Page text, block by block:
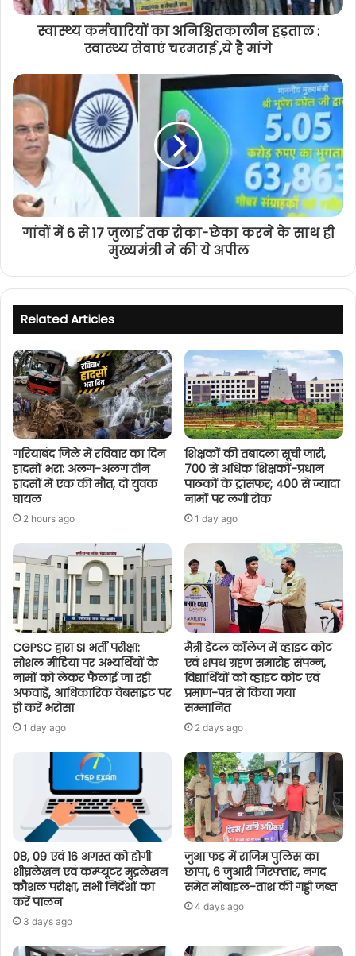
स्वास्थ्य कर्मचारियों का अनिश्चितकालीन हड़ताल :
स्वास्थ्य सेवाएं चरमराई ,ये है मांगे
गांवों में 6 से 17 जुलाई तक रोका-छेका करने के साथ ही
मुख्यमंत्री ने की ये अपील
Related Articles
गरियाबंद जिले में रविवार का दिन
हादसों भरा: अलग-अलग तीन
हादसों में एक की मौत, दो युवक
घायल
2 hours ago
शिक्षकों की तबादला सूची जारी,
700 से अधिक शिक्षकों-प्रधान
पाठकों के ट्रांसफर; 400 से ज्यादा
नामों पर लगी रोक
1 day ago
CGPSC द्वारा SI भर्ती परीक्षा:
सोशल मीडिया पर अभ्यर्थियों के
नामों को लेकर फैलाई जा रही
अफवाहें, आधिकारिक वेबसाइट पर
ही करें भरोसा
1 day ago
मैत्री डेंटल कॉलेज में व्हाइट कोट
एवं शपथ ग्रहण समारोह संपन्न,
विद्यार्थियों को व्हाइट कोट एवं
प्रमाण-पत्र से किया गया
सम्मानित
2 days ago
08, 09 एवं 16 अगस्त को होगी
शीघ्रलेखन एवं कम्प्यूटर मुद्रलेखन
कौशल परीक्षा, सभी निर्देशों का
करें पालन
3 days ago
जुआ फड़ में राजिम पुलिस का
छापा, 6 जुआरी गिरफ्तार, नगद
समेत मोबाइल-ताश की गड्डी जब्त
4 days ago